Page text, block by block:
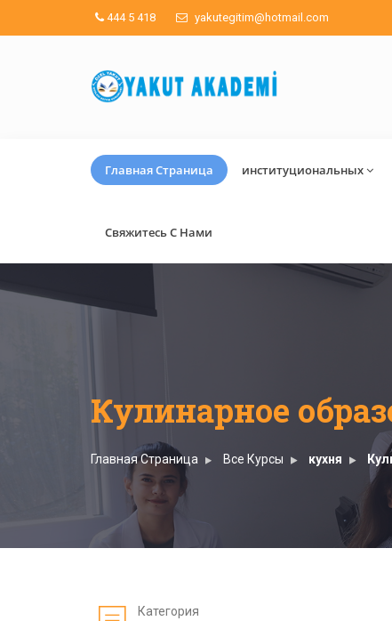
444 5 418 yakutegitim@hotmail.com
Главная Страница институциональных
Свяжитесь С Нами
Кулинарное
Главная Страница Все Курсы кухня
Категория